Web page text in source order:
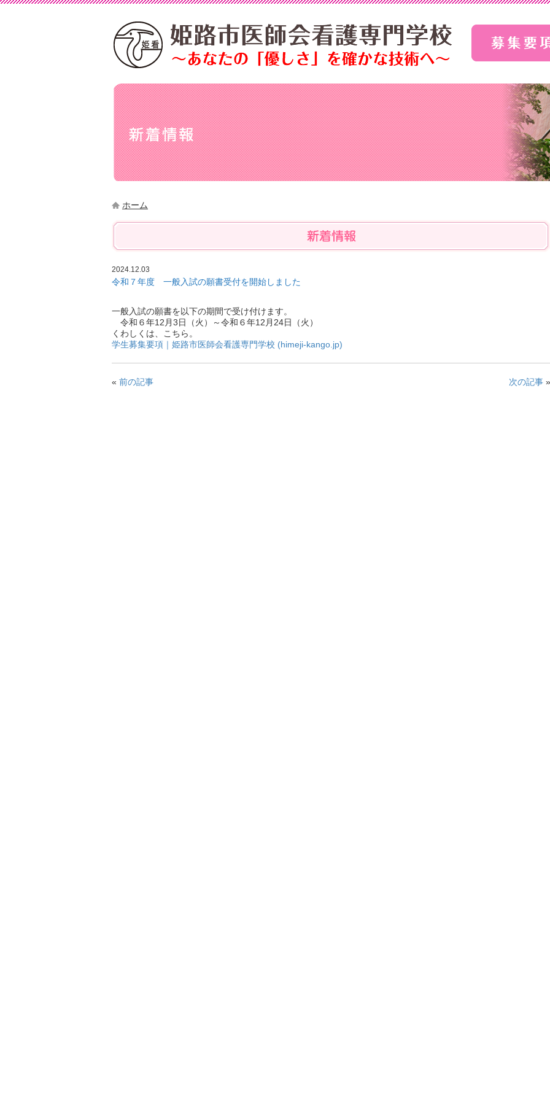
ホーム
2024.12.03
令和７年度 一般入試の願書受付を開始しました
一般入試の願書を以下の期間で受け付けます。
令和６年12月3日（火）～令和６年12月24日（火）
くわしくは、こちら。
学生募集要項｜姫路市医師会看護専門学校 (himeji-kango.jp)
« 前の記事 次の記事 »